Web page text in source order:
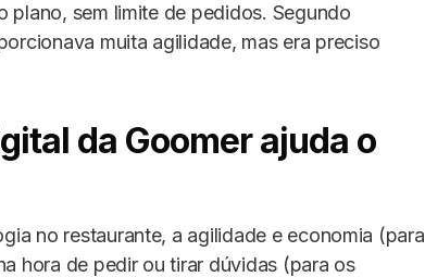
plano, sem limite de pedidos. Segundo
muita agilidade, mas era preciso
da Goomer ajuda o
no restaurante, a agilidade e economia (para
hora de pedir ou tirar dúvidas (para os